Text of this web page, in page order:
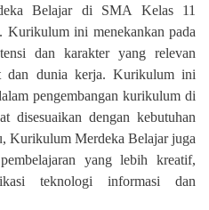
Belajar di SMA Kelas 11
Kurikulum ini menekankan pada
dan karakter yang relevan
dan dunia kerja. Kurikulum ini
pengembangan kurikulum di
disesuaikan dengan kebutuhan
Kurikulum Merdeka Belajar juga
yang lebih kreatif,
teknologi informasi dan